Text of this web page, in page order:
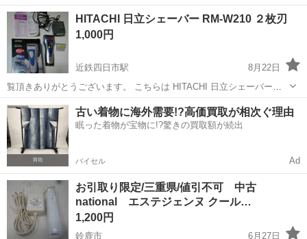
【状態】新品未使用 【アピールポイント】プレゼントで買いました
が、同じようなものを持ってたので、未使用です。 【希望取引場所】
伊勢市村松町 食遊人駐車場...
三重 伊勢市 美容家電
HITACHI 日立シェーバー RM-W210 ２枚刃
1,000円
近鉄四日市駅
8月22日
覧頂きありがとうございます。 こちらは HITACHI 日立シェーバー
RM-W210 ２枚刃 電源入ります。 喫煙者無し。ペット無し。 どうぞよ
ろしくお願いいたします。
三重 四日市市 近鉄四日市駅 美容家電 シェーバー
古い着物に海外需要!?高価買取が相次ぐ理由
眠った着物が宝物に!?驚きの買取額が続出
バイセル Ad
お引取り限定/三重県/値引不可 中古
national エステジェンヌ クール…
1,200円
鈴鹿市 6月27日